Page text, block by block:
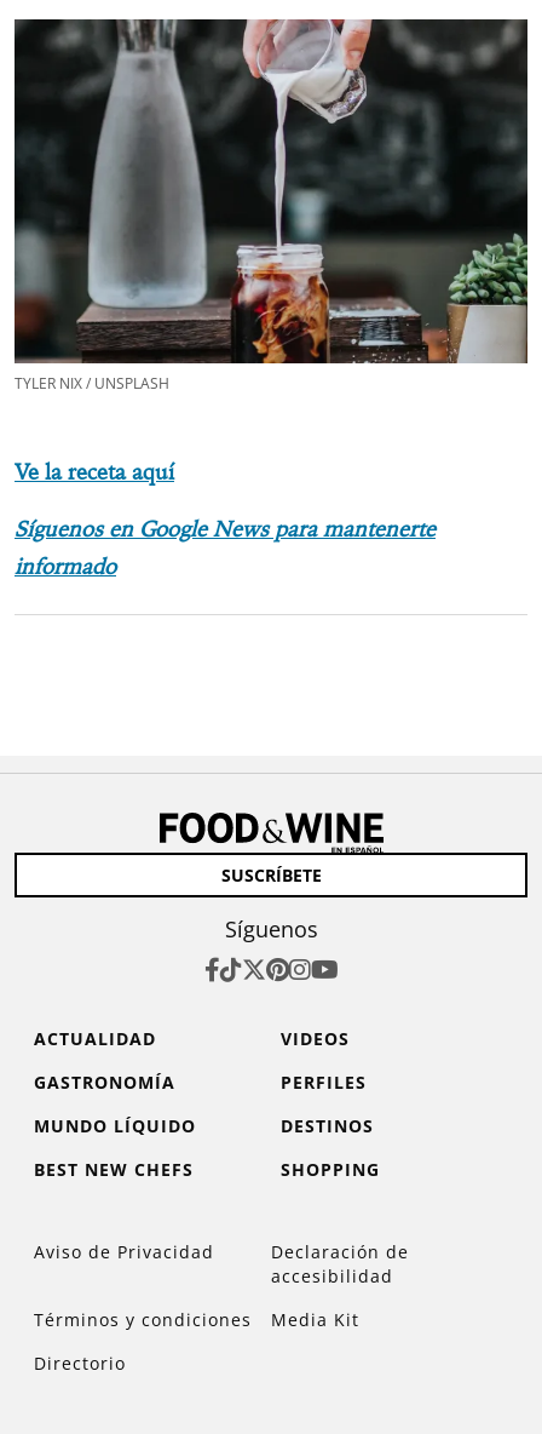
TYLER NIX / UNSPLASH
Ve la receta aquí
Síguenos en Google News para mantenerte
informado
SUSCRÍBETE
Síguenos
ACTUALIDAD
VIDEOS
GASTRONOMÍA
PERFILES
MUNDO LÍQUIDO
DESTINOS
BEST NEW CHEFS
SHOPPING
Aviso de Privacidad
Declaración de
accesibilidad
Términos y condiciones
Media Kit
Directorio